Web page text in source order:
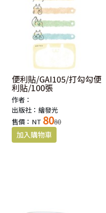
便利貼/GAI105/打勾勾便
利貼/100張
作者：
出版社：繪發光
售價：NT 8080